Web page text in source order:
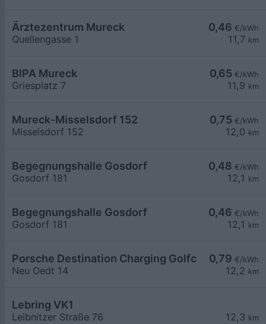
0,46 €/kWh
11,7 km
Ärztezentrum Mureck
Quellengasse 1
0,65 €/kWh
11,9 km
BIPA Mureck
Griesplatz 7
0,75 €/kWh
12,0 km
Mureck-Misselsdorf 152
Misselsdorf 152
0,48 €/kWh
12,1 km
Begegnungshalle Gosdorf
Gosdorf 181
0,46 €/kWh
12,1 km
Begegnungshalle Gosdorf
Gosdorf 181
0,79 €/kWh
12,2 km
Porsche Destination Charging Golfclub Gut
Neu Oedt 14
12,3 km
Lebring VK1
Leibnitzer Straße 76